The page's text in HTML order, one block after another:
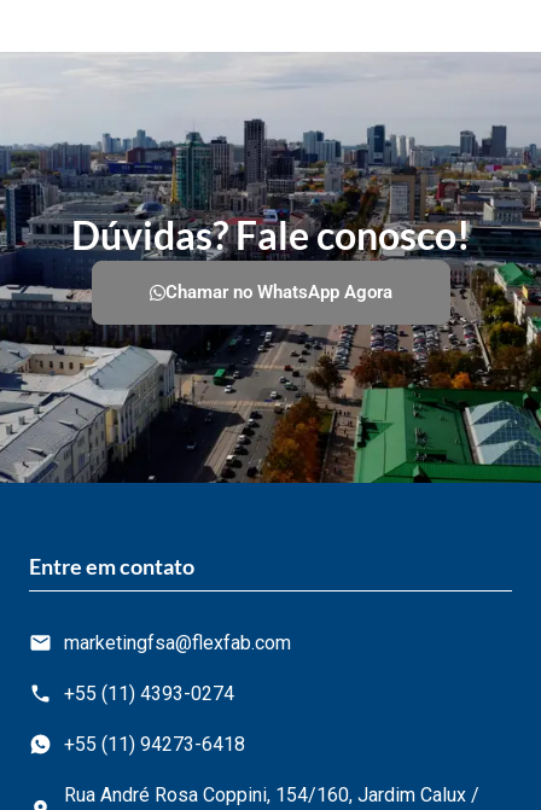
Dúvidas? Fale conosco!
Chamar no WhatsApp Agora
Entre em contato
marketingfsa@flexfab.com
+55 (11) 4393-0274
+55 (11) 94273-6418
Rua André Rosa Coppini, 154/160, Jardim Calux /